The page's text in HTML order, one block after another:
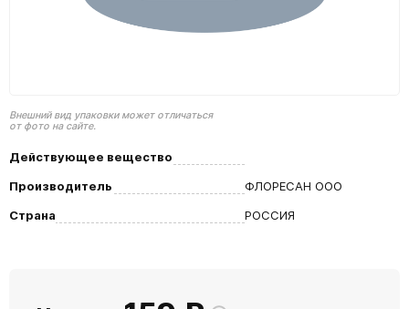
Внешний вид упаковки может отличаться
от фото на сайте.
Действующее вещество
Производитель
ФЛОРЕСАН ООО
Страна
РОССИЯ